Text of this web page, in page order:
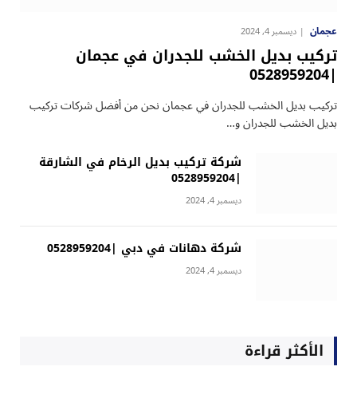
عجمان ديسمبر 4, 2024
تركيب بديل الخشب للجدران في عجمان
|0528959204
تركيب بديل الخشب للجدران في عجمان نحن من أفضل شركات تركيب
بديل الخشب للجدران و…
شركة تركيب بديل الرخام في الشارقة
|0528959204
ديسمبر 4, 2024
شركة دهانات في دبي |0528959204
ديسمبر 4, 2024
الأكثر قراءة